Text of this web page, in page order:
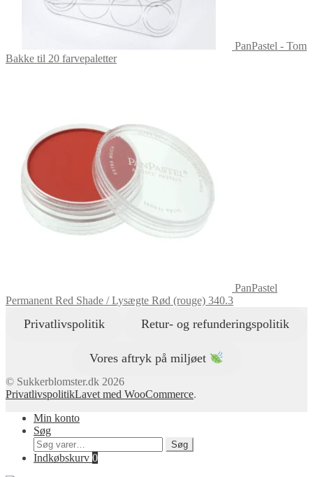
PanPastel - Tom
Bakke til 20 farvepaletter
PanPastel
Permanent Red Shade / Lysægte Rød (rouge) 340.3
Privatlivspolitik Retur- og refunderingspolitik
Vores aftryk på miljøet
© Sukkerblomster.dk 2026
PrivatlivspolitikLavet med WooCommerce.
Min konto
Søg
Søg
efter:
Søg
Indkøbskurv 0